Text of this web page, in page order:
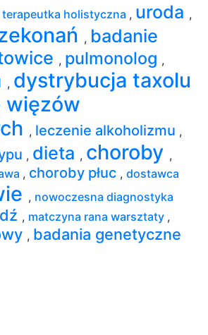
terapeutka holistyczna , uroda ,
, badanie
, pulmonolog ,
, dystrybucja taxolu
więzów
, leczenie alkoholizmu ,
, dieta , choroby ,
, choroby płuc , dostawca
, nowoczesna diagnostyka
, matczyna rana warsztaty ,
, badania genetyczne